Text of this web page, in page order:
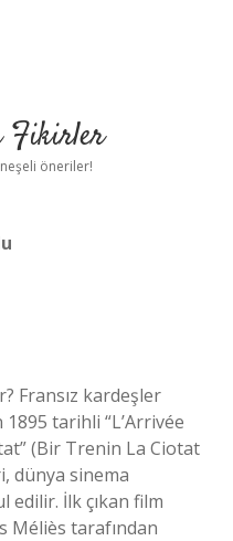
Fikirler
öneriler!
Fransız kardeşler
tarihli “L’Arrivée
(Bir Trenin La Ciotat
dünya sinema
İlk çıkan film
Méliès tarafından